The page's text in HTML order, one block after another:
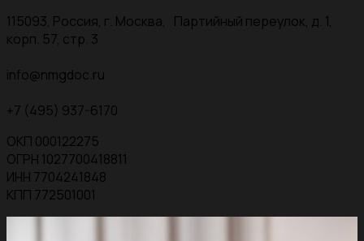
115093, Россия, г. Москва, Партийный переулок, д. 1,
корп. 57, стр. 3
info@nmgdoc.ru
+7 (495) 937-6170
ОКП 000122275
ОГРН 1027700418811
ИНН 7704241848
КПП 772501001